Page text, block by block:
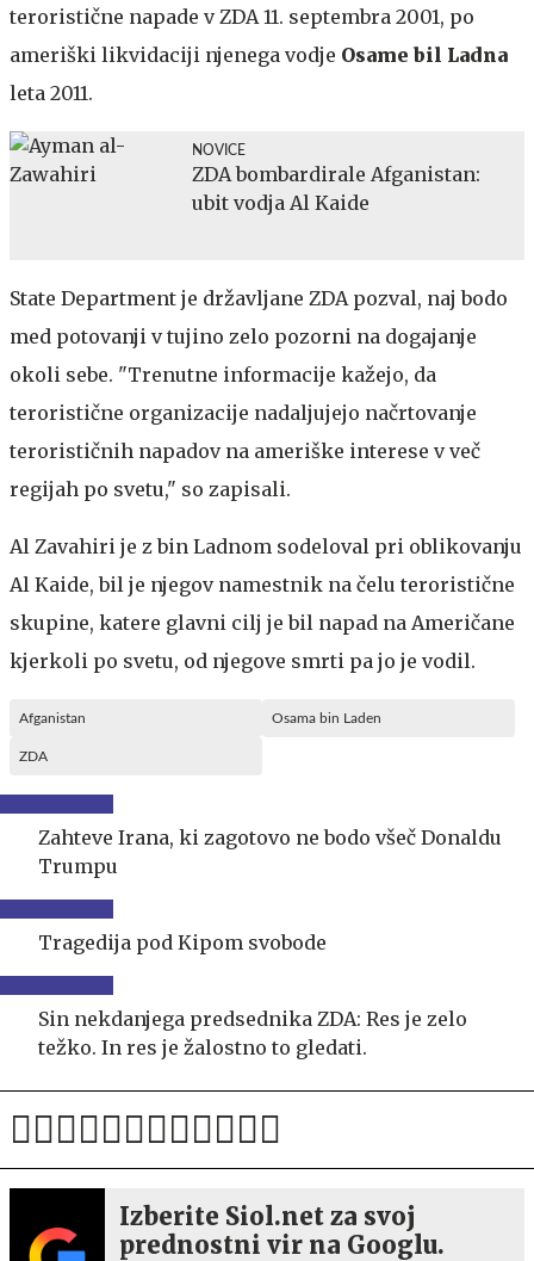
teroristične napade v ZDA 11. septembra 2001, po
ameriški likvidaciji njenega vodje Osame bil Ladna
leta 2011.
NOVICE
ZDA bombardirale Afganistan:
ubit vodja Al Kaide
State Department je državljane ZDA pozval, naj bodo
med potovanji v tujino zelo pozorni na dogajanje
okoli sebe. "Trenutne informacije kažejo, da
teroristične organizacije nadaljujejo načrtovanje
terorističnih napadov na ameriške interese v več
regijah po svetu," so zapisali.
Al Zavahiri je z bin Ladnom sodeloval pri oblikovanju
Al Kaide, bil je njegov namestnik na čelu teroristične
skupine, katere glavni cilj je bil napad na Američane
kjerkoli po svetu, od njegove smrti pa jo je vodil.
Afganistan Osama bin Laden
ZDA
Zahteve Irana, ki zagotovo ne bodo všeč Donaldu
Trumpu
Tragedija pod Kipom svobode
Sin nekdanjega predsednika ZDA: Res je zelo
težko. In res je žalostno to gledati.
Izberite Siol.net za svoj
prednostni vir na Googlu.